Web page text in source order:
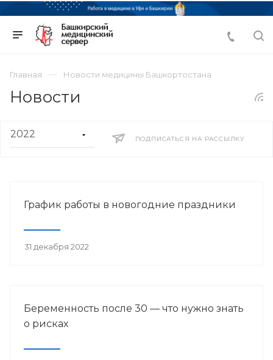
Главная Новости медицины Башкортостана
Новости
ПОДПИСАТЬСЯ НА РАССЫЛКУ
График работы в новогодние праздники
31 декабря 2022
Беременность после 30 — что нужно знать
о рисках